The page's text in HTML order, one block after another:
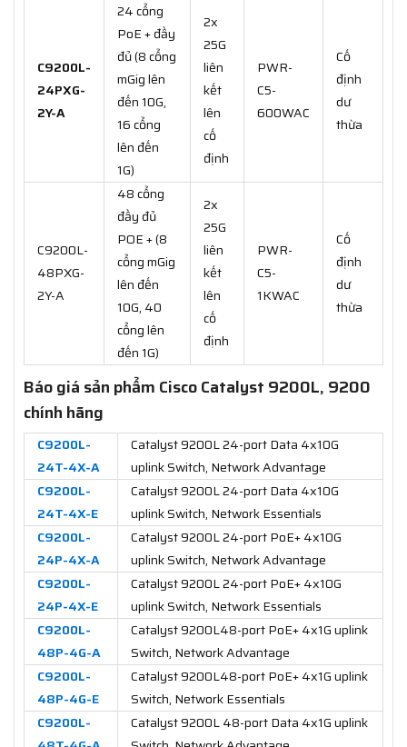
C9200L-
24PXG-
2Y-A
24 cổng
PoE + đầy
đủ (8 cổng
mGig lên
đến 10G,
16 cổng
lên đến
1G)
2x
25G
liên
kết
lên
cố
định
PWR-
C5-
600WAC
Cố
định
dư
thừa
C9200L-
48PXG-
2Y-A
48 cổng
đầy đủ
POE + (8
cổng mGig
lên đến
10G, 40
cổng lên
đến 1G)
2x
25G
liên
kết
lên
cố
định
PWR-
C5-
1KWAC
Cố
định
dư
thừa
Báo giá sản phẩm Cisco Catalyst 9200L, 9200
chính hãng
C9200L-
24T-4X-A
Catalyst 9200L 24-port Data 4x10G
uplink Switch, Network Advantage
C9200L-
24T-4X-E
Catalyst 9200L 24-port Data 4x10G
uplink Switch, Network Essentials
C9200L-
24P-4X-A
Catalyst 9200L 24-port PoE+ 4x10G
uplink Switch, Network Advantage
C9200L-
24P-4X-E
Catalyst 9200L 24-port PoE+ 4x10G
uplink Switch, Network Essentials
C9200L-
48P-4G-A
Catalyst 9200L48-port PoE+ 4x1G uplink
Switch, Network Advantage
C9200L-
48P-4G-E
Catalyst 9200L48-port PoE+ 4x1G uplink
Switch, Network Essentials
C9200L-
Catalyst 9200L 48-port Data 4x1G uplink